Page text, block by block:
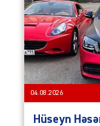
04.08.2026
Hüseyn